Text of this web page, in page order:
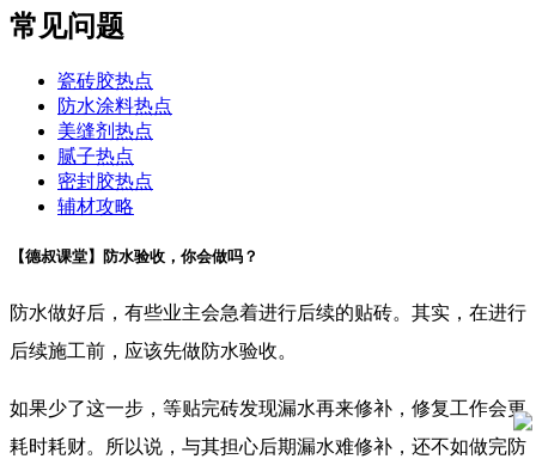
常见问题
瓷砖胶热点
防水涂料热点
美缝剂热点
腻子热点
密封胶热点
辅材攻略
【德叔课堂】防水验收，你会做吗？
防水做好后，有些业主会急着进行后续的贴砖。其实，在进行
后续施工前，应该先做防水验收。
如果少了这一步，等贴完砖发现漏水再来修补，修复工作会更
耗时耗财。所以说，与其担心后期漏水难修补，还不如做完防